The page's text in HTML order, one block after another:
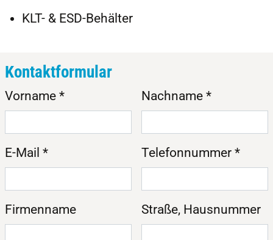
KLT- & ESD-Behälter
Kontaktformular
Vorname * Nachname *
E-Mail * Telefonnummer *
Firmenname Straße, Hausnummer